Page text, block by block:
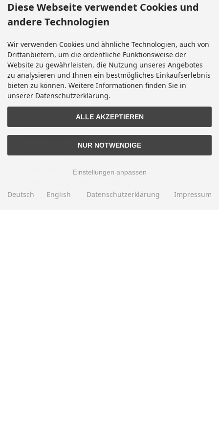
Kundeninformationen
Impressum
Kontakt
Widerrufsrecht & Widerrufsformular
Lieferzeit
Vertrag widerrufen
Cookie Einstellungen
INFORMATIONEN
Sitemap
Altölentsorgung
Entsorgung von Altbatterien
Diese Webseite verwendet Cookies und
andere Technologien
Wir verwenden Cookies und ähnliche Technologien, auch von
Drittanbietern, um die ordentliche Funktionsweise der
Website zu gewährleisten, die Nutzung unseres Angebotes
zu analysieren und Ihnen ein bestmögliches Einkaufserlebnis
bieten zu können. Weitere Informationen finden Sie in
unserer Datenschutzerklärung.
ALLE AKZEPTIEREN
NUR NOTWENDIGE
Einstellungen anpassen
Deutsch English Datenschutzerklärung Impressum